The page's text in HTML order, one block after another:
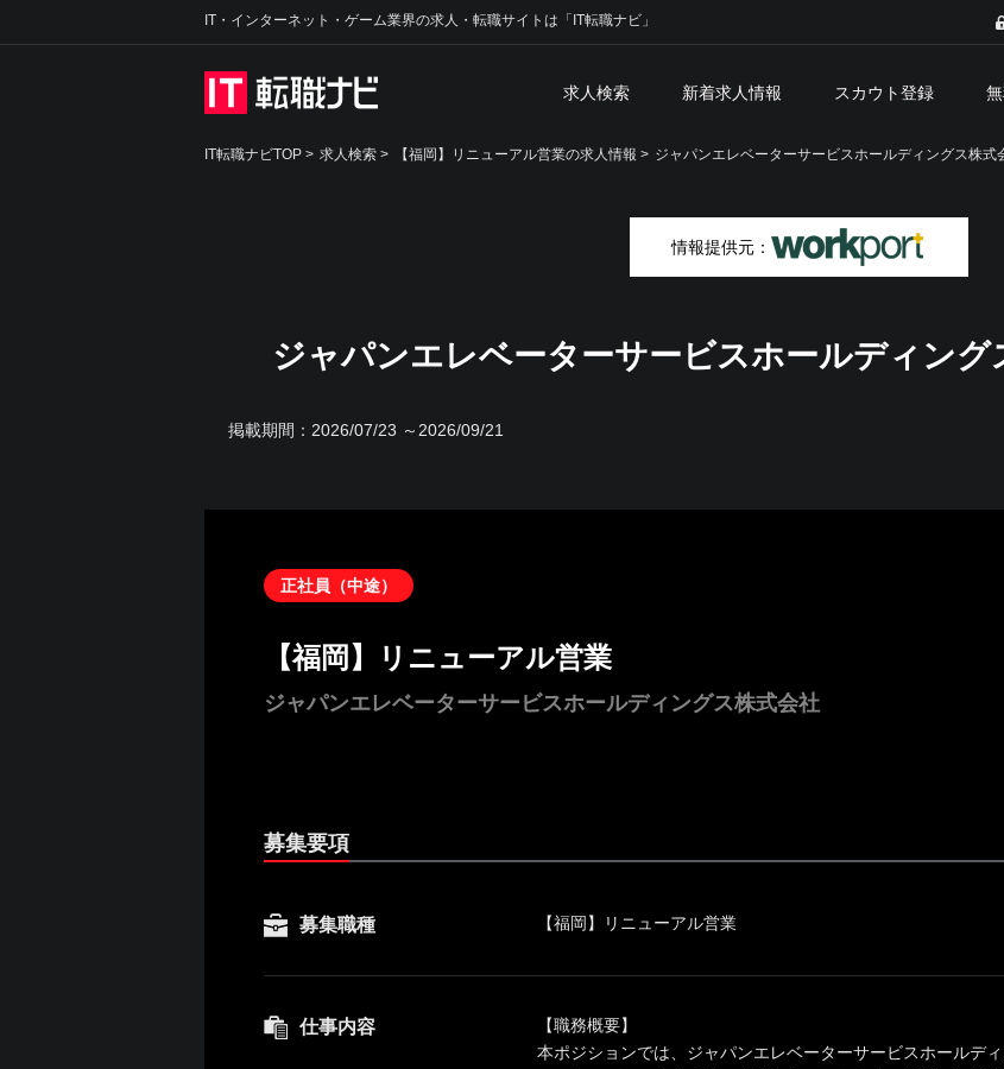
IT・インターネット・ゲーム業界の求人・転職サイトは「IT転職ナビ」
求人検索 新着求人情報 スカウト登録
IT転職ナビTOP > 求人検索 > 【福岡】リニューアル営業の求人情報 > ジャパンエレベーターサービスホールディングス株式
情報提供元：
ジャパンエレベーターサービスホールディング
掲載期間： 2026/07/23 ～2026/09/21
正社員（中途）
【福岡】リニューアル営業
ジャパンエレベーターサービスホールディングス株式会社
募集要項
募集職種 【福岡】リニューアル営業
仕事内容
【職務概要】
本ポジションでは、ジャパンエレベーターサービスホールデ